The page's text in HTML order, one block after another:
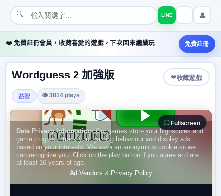
🔍 LINE 👤
❤️ 免費註冊會員，收藏喜愛的遊戲，下次回來繼續玩 免費註冊
Wordguess 2 加強版 ❤收藏遊戲
益智 👁 3814 plays
⛶ Fullscreen